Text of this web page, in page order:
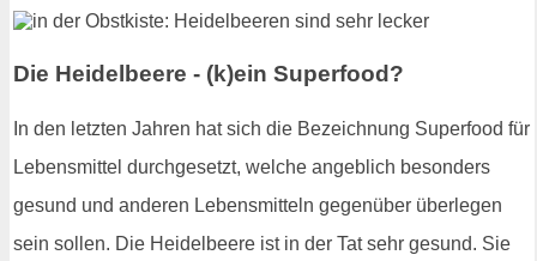
Die Heidelbeere - (k)ein Superfood?
In den letzten Jahren hat sich die Bezeichnung Superfood für
Lebensmittel durchgesetzt, welche angeblich besonders
gesund und anderen Lebensmitteln gegenüber überlegen
sein sollen. Die Heidelbeere ist in der Tat sehr gesund. Sie